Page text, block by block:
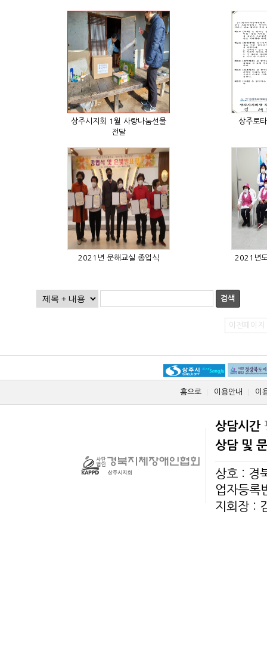
전달
상주로
2021년 문해교실 종업식
검색
이전페이지
홈으로 이용안내 이
상담시간
상담 및
상호 : 경
업자등
지회장 :